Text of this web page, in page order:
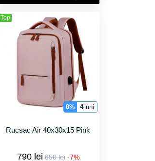
Top
0% 4 luni
Rucsac Air 40x30x15 Pink
790 lei 850 lei -7%